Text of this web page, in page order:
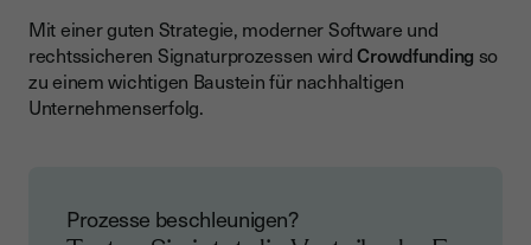
Mit einer guten Strategie, moderner Software und
rechtssicheren Signaturprozessen wirdCrowdfunding so
zu einem wichtigen Baustein für nachhaltigen
Unternehmenserfolg.
Prozesse beschleunigen?